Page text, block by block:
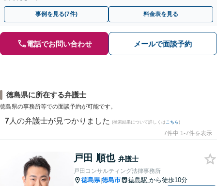
事例を見る(7件) 料金表を見る
電話でお問い合わせ メールで面談予約
徳島県に所在する弁護士
徳島県の事務所等での面談予約が可能です。
7 人の弁護士が見つかりました (検索結果について詳しくは こちら)
7件中 1-7件を表示
戸田 順也 弁護士
戸田コンサルティング法律事務所
徳島県|徳島市 徳島駅 から徒歩10分